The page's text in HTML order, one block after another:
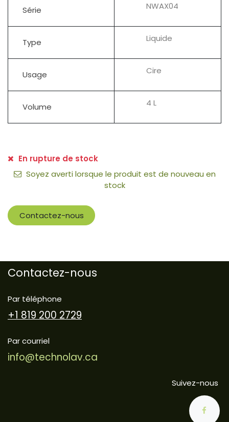
Série NWAX04
Type Liquide
Usage Cire
Volume 4 L
En rupture de stock
Soyez averti lorsque le produit est de nouveau en
stock
Contactez-nous
Contactez-nous
Par téléphone
+1 819 200 2729
Par courriel
info@technolav.ca
Suivez-nous